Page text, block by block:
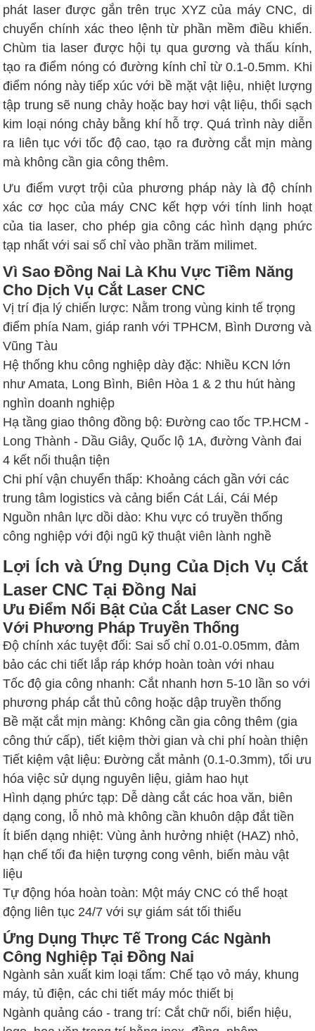
phát laser được gắn trên trục XYZ của máy CNC, di
chuyển chính xác theo lệnh từ phần mềm điều khiển.
Chùm tia laser được hội tụ qua gương và thấu kính,
tạo ra điểm nóng có đường kính chỉ từ 0.1-0.5mm. Khi
điểm nóng này tiếp xúc với bề mặt vật liệu, nhiệt lượng
tập trung sẽ nung chảy hoặc bay hơi vật liệu, thổi sạch
kim loại nóng chảy bằng khí hỗ trợ. Quá trình này diễn
ra liên tục với tốc độ cao, tạo ra đường cắt mịn màng
mà không cần gia công thêm.
Ưu điểm vượt trội của phương pháp này là độ chính
xác cơ học của máy CNC kết hợp với tính linh hoạt
của tia laser, cho phép gia công các hình dạng phức
tạp nhất với sai số chỉ vào phần trăm milimet.
Vì Sao Đồng Nai Là Khu Vực Tiềm Năng
Cho Dịch Vụ Cắt Laser CNC
Vị trí địa lý chiến lược: Nằm trong vùng kinh tế trọng
điểm phía Nam, giáp ranh với TPHCM, Bình Dương và
Vũng Tàu
Hệ thống khu công nghiệp dày đặc: Nhiều KCN lớn
như Amata, Long Bình, Biên Hòa 1 & 2 thu hút hàng
nghìn doanh nghiệp
Hạ tầng giao thông đồng bộ: Đường cao tốc TP.HCM -
Long Thành - Dầu Giây, Quốc lộ 1A, đường Vành đai
4 kết nối thuận tiện
Chi phí vận chuyển thấp: Khoảng cách gần với các
trung tâm logistics và cảng biển Cát Lái, Cái Mép
Nguồn nhân lực dồi dào: Khu vực có truyền thống
công nghiệp với đội ngũ kỹ thuật viên lành nghề
Lợi Ích và Ứng Dụng Của Dịch Vụ Cắt
Laser CNC Tại Đồng Nai
Ưu Điểm Nổi Bật Của Cắt Laser CNC So
Với Phương Pháp Truyền Thống
Độ chính xác tuyệt đối: Sai số chỉ 0.01-0.05mm, đảm
bảo các chi tiết lắp ráp khớp hoàn toàn với nhau
Tốc độ gia công nhanh: Cắt nhanh hơn 5-10 lần so với
phương pháp cắt thủ công hoặc dập truyền thống
Bề mặt cắt mịn màng: Không cần gia công thêm (gia
công thứ cấp), tiết kiệm thời gian và chi phí hoàn thiện
Tiết kiệm vật liệu: Đường cắt mảnh (0.1-0.3mm), tối ưu
hóa việc sử dụng nguyên liệu, giảm hao hụt
Hình dạng phức tạp: Dễ dàng cắt các hoa văn, biên
dạng cong, lỗ nhỏ mà không cần khuôn dập đắt tiền
Ít biến dạng nhiệt: Vùng ảnh hưởng nhiệt (HAZ) nhỏ,
hạn chế tối đa hiện tượng cong vênh, biến màu vật
liệu
Tự động hóa hoàn toàn: Một máy CNC có thể hoạt
động liên tục 24/7 với sự giám sát tối thiểu
Ứng Dụng Thực Tế Trong Các Ngành
Công Nghiệp Tại Đồng Nai
Ngành sản xuất kim loại tấm: Chế tạo vỏ máy, khung
máy, tủ điện, các chi tiết máy móc thiết bị
Ngành quảng cáo - trang trí: Cắt chữ nổi, biển hiệu,